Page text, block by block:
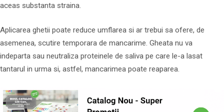
aceas substanta straina.
Aplicarea ghetii poate reduce umflarea si ar trebui sa ofere, de
asemenea, scutire temporara de mancarime. Gheata nu va
indeparta sau neutraliza proteinele de saliva pe care le-a lasat
tantarul in urma si, astfel, mancarimea poate reaparea.